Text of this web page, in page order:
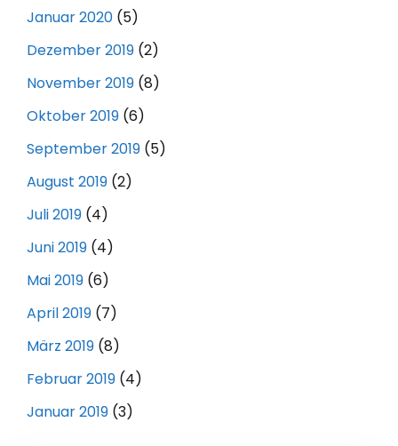
Januar 2020 (5)
Dezember 2019 (2)
November 2019 (8)
Oktober 2019 (6)
September 2019 (5)
August 2019 (2)
Juli 2019 (4)
Juni 2019 (4)
Mai 2019 (6)
April 2019 (7)
März 2019 (8)
Februar 2019 (4)
Januar 2019 (3)